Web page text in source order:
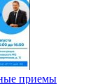
приемы